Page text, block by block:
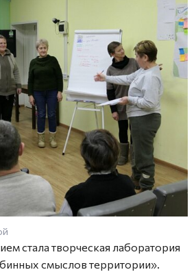
стала творческая лаборатория
смыслов территории».